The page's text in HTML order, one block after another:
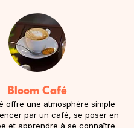
Bloom Café
offre une atmosphère simple
par un café, se poser en
et apprendre à se connaître